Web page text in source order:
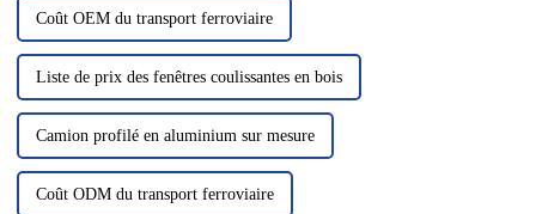
Coût OEM du transport ferroviaire
Liste de prix des fenêtres coulissantes en bois
Camion profilé en aluminium sur mesure
Coût ODM du transport ferroviaire